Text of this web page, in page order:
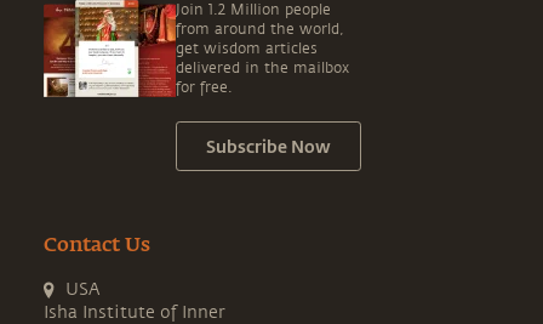
Join 1.2 Million people
from around the world,
get wisdom articles
delivered in the mailbox
for free.
Subscribe Now
Contact Us
USA
Isha Institute of Inner